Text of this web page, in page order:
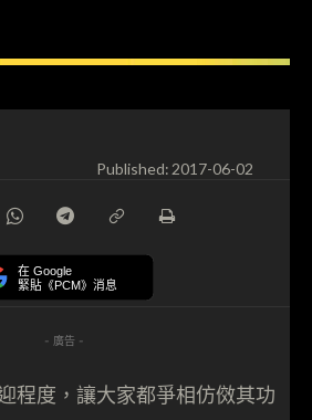
Published:2017-06-02
在 Google
緊貼《PCM》消息
- 廣告 -
程度，讓大家都爭相仿傚其功